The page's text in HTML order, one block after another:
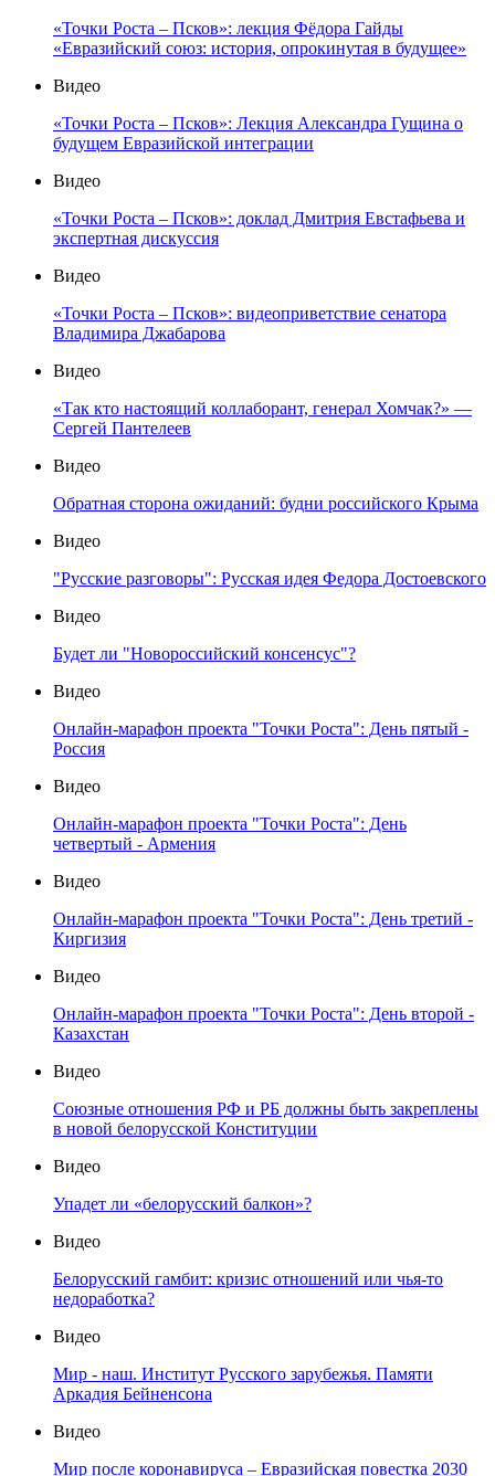
«Точки Роста – Псков»: лекция Фёдора Гайды
«Евразийский союз: история, опрокинутая в будущее»
Видео
«Точки Роста – Псков»: Лекция Александра Гущина о
будущем Евразийской интеграции
Видео
«Точки Роста – Псков»: доклад Дмитрия Евстафьева и
экспертная дискуссия
Видео
«Точки Роста – Псков»: видеоприветствие сенатора
Владимира Джабарова
Видео
«Так кто настоящий коллаборант, генерал Хомчак?» —
Сергей Пантелеев
Видео
Обратная сторона ожиданий: будни российского Крыма
Видео
"Русские разговоры": Русская идея Федора Достоевского
Видео
Будет ли "Новороссийский консенсус"?
Видео
Онлайн-марафон проекта "Точки Роста": День пятый -
Россия
Видео
Онлайн-марафон проекта "Точки Роста": День
четвертый - Армения
Видео
Онлайн-марафон проекта "Точки Роста": День третий -
Киргизия
Видео
Онлайн-марафон проекта "Точки Роста": День второй -
Казахстан
Видео
Союзные отношения РФ и РБ должны быть закреплены
в новой белорусской Конституции
Видео
Упадет ли «белорусский балкон»?
Видео
Белорусский гамбит: кризис отношений или чья-то
недоработка?
Видео
Мир - наш. Институт Русского зарубежья. Памяти
Аркадия Бейненсона
Видео
Мир после коронавируса – Евразийская повестка 2030